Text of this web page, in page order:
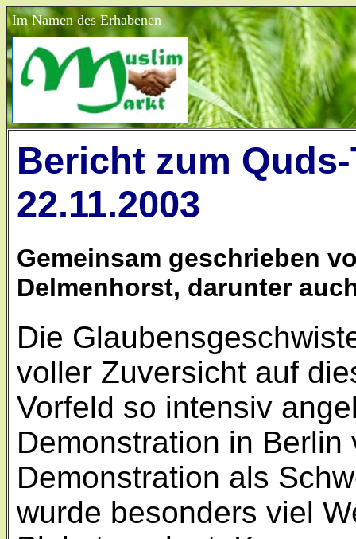
Im Namen des Erhabenen
Bericht zum
22.11.2003
Gemeinsam geschrieben
Delmenhorst, darunter
Die
voller Zuversicht auf
Vorfeld so intensiv
Demonstration in
Demonstration als
wurde besonders viel